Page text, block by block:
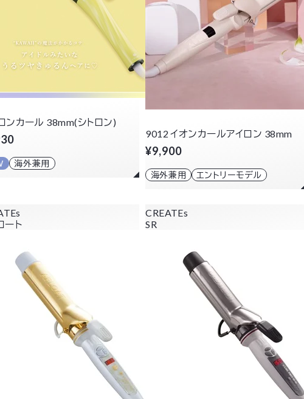
ンカール 38mm(シトロン)
海外兼用
9012 イオンカールアイロン 38mm
¥9,900
海外兼用 エントリーモデル
ート
CREATEs
SR